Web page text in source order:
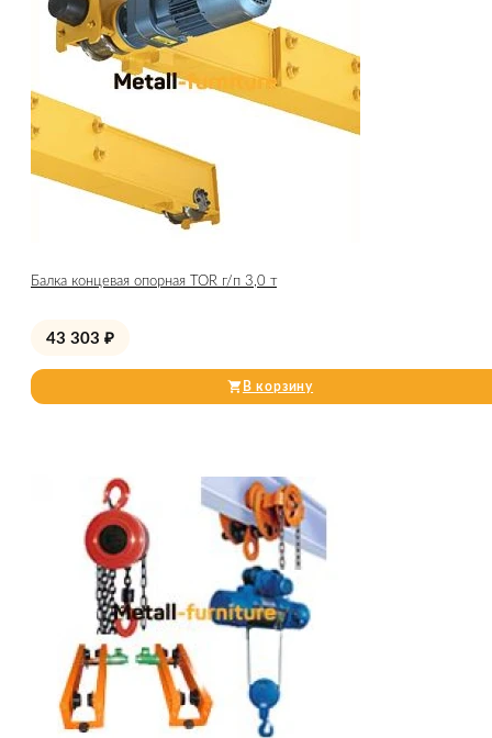
Балка концевая опорная TOR г/п 3,0 т
43 303 ₽
В корзину